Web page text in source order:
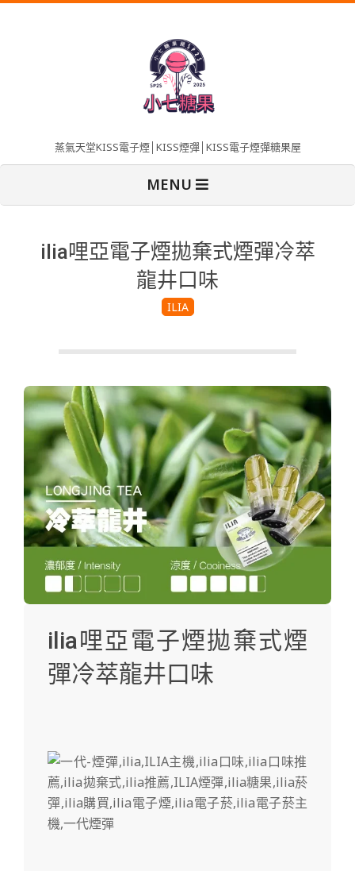
蒸氣天堂KISS電子煙│KISS煙彈│KISS電子煙彈糖果屋
MENU
ilia哩亞電子煙拋棄式煙彈冷萃
龍井口味
ILIA
ilia哩亞電子煙拋棄式煙
彈冷萃龍井口味